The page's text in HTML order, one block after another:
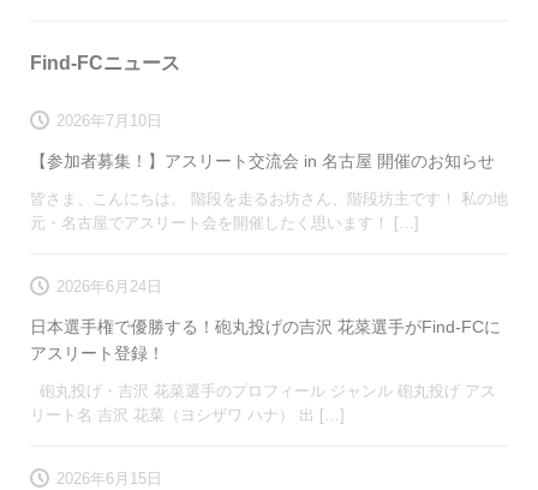
Find-FCニュース
【参加者募集！】アスリート交流会 in 名古屋 開催のお知らせ
2026年7月10日
皆さま、こんにちは。 階段を走るお坊さん、階段坊主です！ 私の地
元・名古屋でアスリート会を開催したく思います！ […]
日本選手権で優勝する！砲丸投げの吉沢 花菜選手がFind-FCに
アスリート登録！
2026年6月24日
砲丸投げ・吉沢 花菜選手のプロフィール ジャンル 砲丸投げ アス
リート名 吉沢 花菜（ヨシザワ ハナ） 出 […]
2026年6月15日